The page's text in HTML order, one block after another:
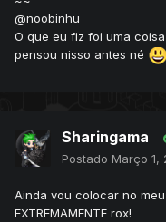
@noobinhu
O que eu fiz foi uma
pensou nisso antes né
Sharingama
Postado Março 1,
Ainda vou colocar no
EXTREMAMENTE rox!